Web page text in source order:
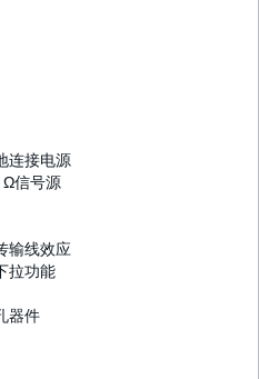
连接电源
Ω信号源
输线效应
拉功能
器件